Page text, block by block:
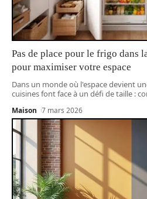
Pas de place pour le frigo dans
pour maximiser votre espace
Dans un monde où l'espace devient
cuisines font face à un défi de taille :
Maison 7 mars 2026